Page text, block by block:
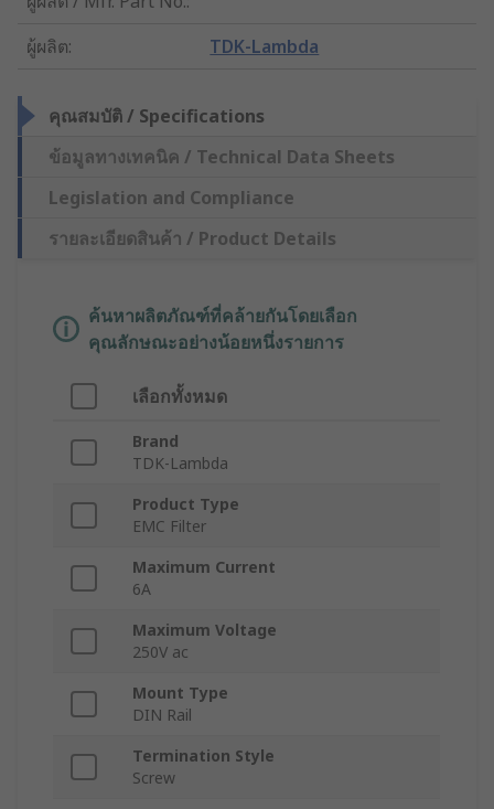
ผู้ผลิต: TDK-Lambda
คุณสมบัติ / Specifications
ข้อมูลทางเทคนิค / Technical Data Sheets
Legislation and Compliance
รายละเอียดสินค้า / Product Details
ค้นหาผลิตภัณฑ์ที่คล้ายกันโดยเลือก
คุณลักษณะอย่างน้อยหนึ่งรายการ
เลือกทั้งหมด
Brand
TDK-Lambda
Product Type
EMC Filter
Maximum Current
6A
Maximum Voltage
250V ac
Mount Type
DIN Rail
Termination Style
Screw